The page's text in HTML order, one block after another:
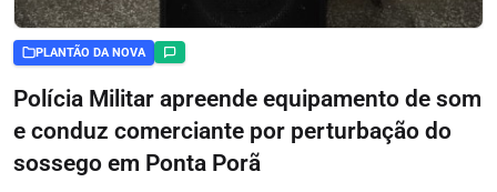
PLANTÃO DA NOVA
Polícia Militar apreende equipamento de som
e conduz comerciante por perturbação do
sossego em Ponta Porã